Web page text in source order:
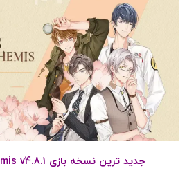
جدید ترین نسخه بازی Tears of Themis v4.8.1